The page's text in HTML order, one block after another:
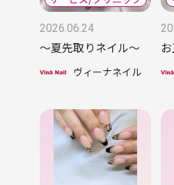
2026.06.24
〜夏先取りネイル〜
ヴィーナネイル